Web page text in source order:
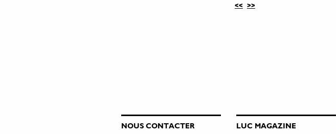
<< >>
NOUS CONTACTER LUC MAGAZINE